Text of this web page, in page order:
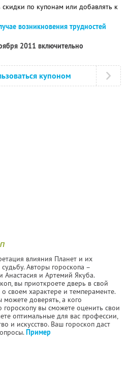
по купонам или добавлять к
возникновения трудностей
2011 включительно
купоном
влияния Планет и их
Авторы гороскопа –
Анастасия и Артемий Якуба.
вы приоткроете дверь в свой
своем характере и темпераменте.
можете доверять, а кого
гороскопу вы сможете оценить свои
оптимальные для вас профессии,
и искусство. Ваш гороскоп даст
Пример